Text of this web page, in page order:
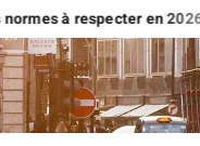
respecter en 2026